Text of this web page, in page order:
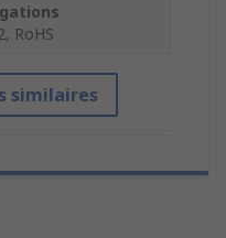
RoHS
similaires